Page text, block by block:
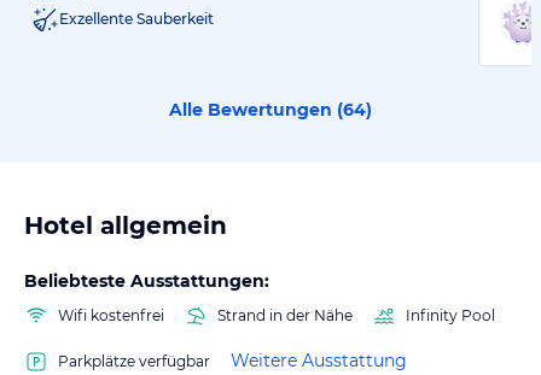
Exzellente Sauberkeit
Alle Bewertungen (64)
Hotel allgemein
Beliebteste Ausstattungen:
Wifi kostenfrei Strand in der Nähe Infinity Pool
Parkplätze verfügbar Weitere Ausstattung